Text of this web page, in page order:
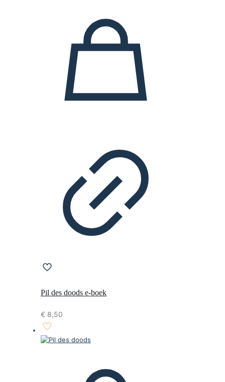
Pil des doods e-boek
€ 8,50